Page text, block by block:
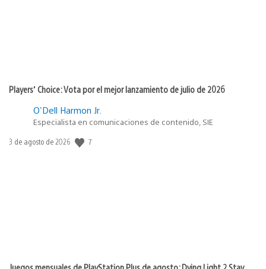
Players’ Choice: Vota por el mejor lanzamiento de julio de 2026
O'Dell Harmon Jr.
Especialista en comunicaciones de contenido, SIE
Fecha
3 de agosto de 2026 7